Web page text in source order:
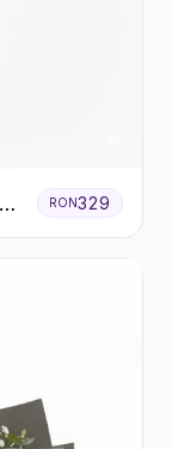
RON329